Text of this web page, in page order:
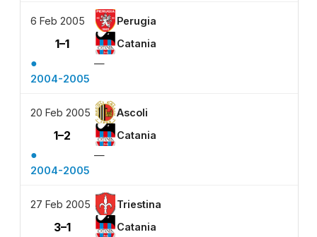
6 Feb 2005 Perugia
1–1 Catania
●
—
2004-2005
20 Feb 2005 Ascoli
1–2 Catania
●
—
2004-2005
27 Feb 2005 Triestina
3–1 Catania